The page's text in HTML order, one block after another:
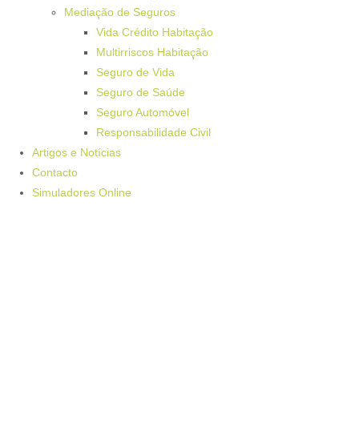
Mediação de Seguros
Vida Crédito Habitação
Multirriscos Habitação
Seguro de Vida
Seguro de Saúde
Seguro Automóvel
Responsabilidade Civil
Artigos e Notícias
Contacto
Simuladores Online